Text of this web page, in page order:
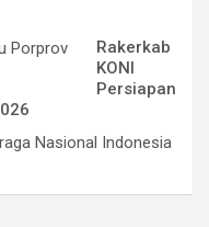
Rakerkab
KONI
Persiapan
Nasional Indonesia